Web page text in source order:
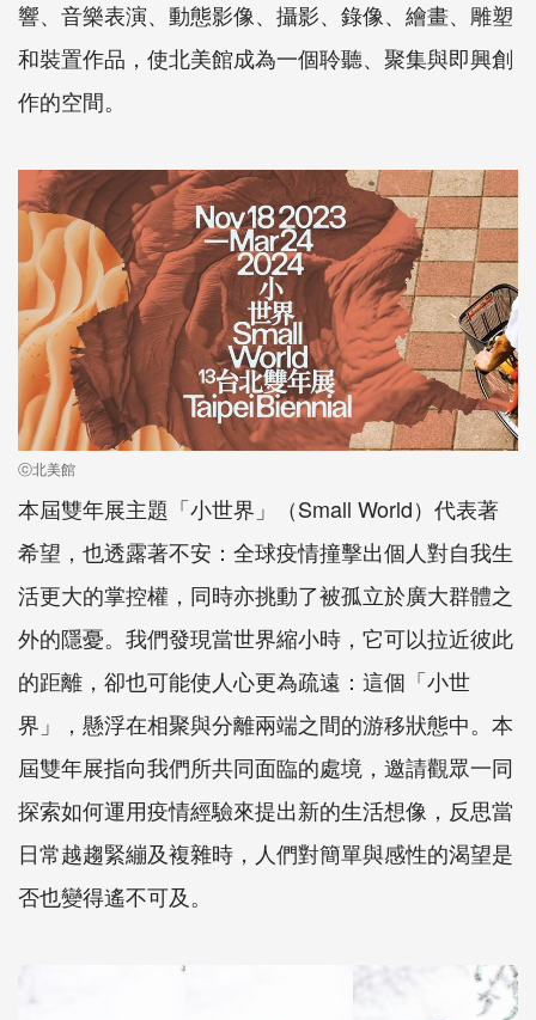
響、音樂表演、動態影像、攝影、錄像、繪畫、雕塑
和裝置作品，使北美館成為一個聆聽、聚集與即興創
作的空間。
ⓒ北美館
本屆雙年展主題「小世界」（Small World）代表著
希望，也透露著不安：全球疫情撞擊出個人對自我生
活更大的掌控權，同時亦挑動了被孤立於廣大群體之
外的隱憂。我們發現當世界縮小時，它可以拉近彼此
的距離，卻也可能使人心更為疏遠：這個「小世
界」，懸浮在相聚與分離兩端之間的游移狀態中。本
屆雙年展指向我們所共同面臨的處境，邀請觀眾一同
探索如何運用疫情經驗來提出新的生活想像，反思當
日常越趨緊繃及複雜時，人們對簡單與感性的渴望是
否也變得遙不可及。